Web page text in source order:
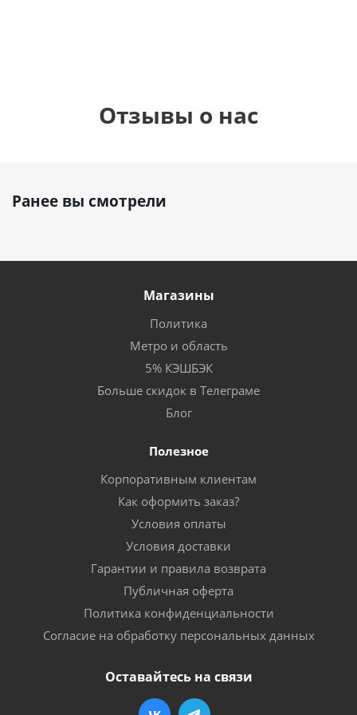
Отзывы о нас
Ранее вы смотрели
Магазины
Политика
Метро и область
5% КЭШБЭК
Больше скидок в Телеграме
Блог
Полезное
Корпоративным клиентам
Как оформить заказ?
Условия оплаты
Условия доставки
Гарантии и правила возврата
Публичная оферта
Политика конфиденциальности
Согласие на обработку персональных данных
Оставайтесь на связи